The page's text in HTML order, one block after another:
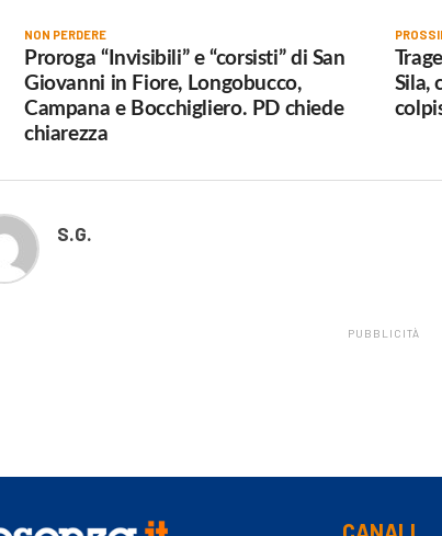
Sila,
NON PERDERE
Proroga “Invisibili” e “corsisti” di San
Giovanni in Fiore, Longobucco,
Campana e Bocchigliero. PD chiede
chiarezza
S.G.
PUBBLICITÀ